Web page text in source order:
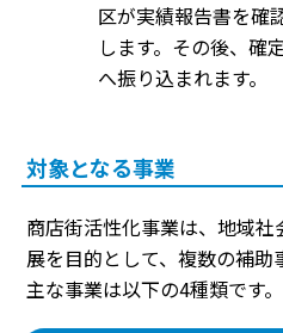
区が実績報告書を確
します。その後、確
へ振り込まれます。
対象となる事業
商店街活性化事業は、地域
展を目的として、複数の補助
主な事業は以下の4種類です。